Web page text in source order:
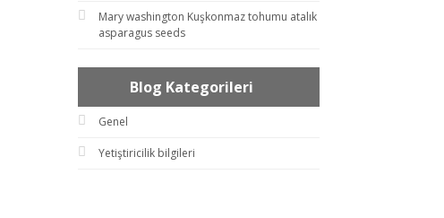
Mary washington Kuşkonmaz tohumu atalık
asparagus seeds
Blog Kategorileri
Genel
Yetiştiricilik bilgileri